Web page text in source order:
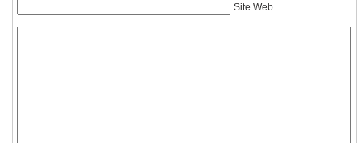
Site Web